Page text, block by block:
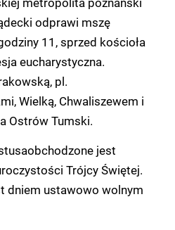
odprawi mszę
11, sprzed kościoła
eucharystyczna.
pl.
Wielką, Chwaliszewem i
Ostrów Tumski.
jest
Trójcy Świętej.
dniem ustawowo wolnym